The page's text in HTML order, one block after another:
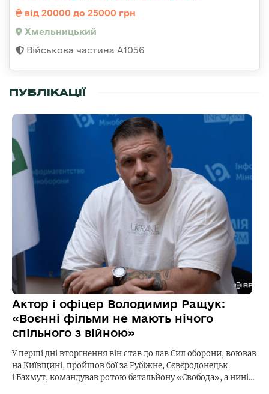
від 20000 до 25000 грн
Хмельницький
Військова частина А1056
ПУБЛІКАЦІЇ
Актор і офіцер Володимир Ращук:
«Воєнні фільми не мають нічого
спільного з війною»
У перші дні вторгнення він став до лав Сил оборони, воював
на Київщині, пройшов бої за Рубіжне, Сєвєродонецьк
і Бахмут, командував ротою батальйону «Свобода», а нині…